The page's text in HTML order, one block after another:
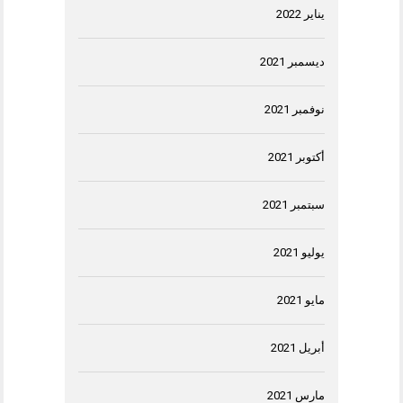
يناير 2022
ديسمبر 2021
نوفمبر 2021
أكتوبر 2021
سبتمبر 2021
يوليو 2021
مايو 2021
أبريل 2021
مارس 2021